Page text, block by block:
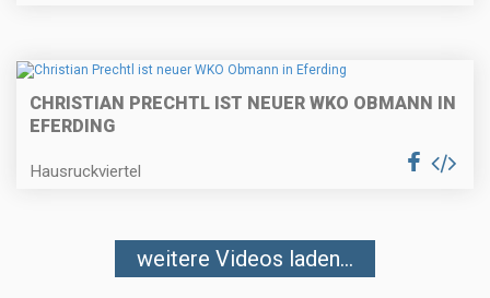
CHRISTIAN PRECHTL IST NEUER WKO OBMANN IN
EFERDING
Hausruckviertel
weitere Videos laden...